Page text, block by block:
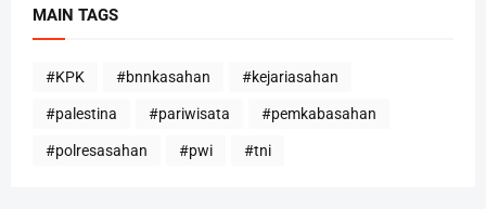
MAIN TAGS
#KPK #bnnkasahan #kejariasahan
#palestina #pariwisata #pemkabasahan
#polresasahan #pwi #tni